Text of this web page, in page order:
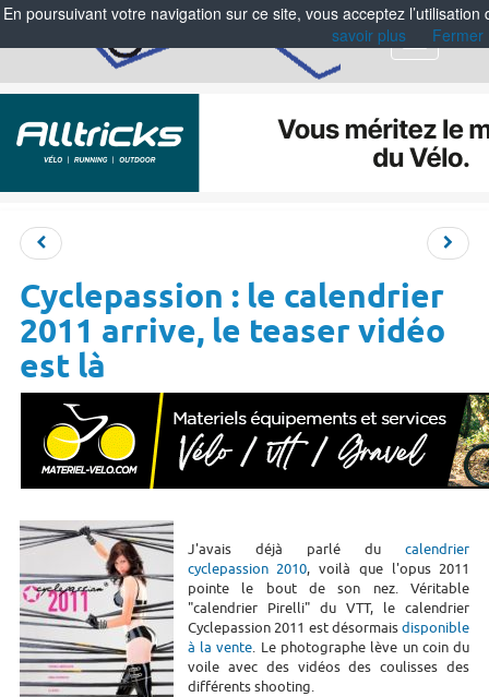
Menu
Cyclepassion : le calendrier
2011 arrive, le teaser vidéo
est là
J'avais déjà parlé ducalendrier
cyclepassion 2010, voilà que l'opus 2011
pointe le bout de son nez. Véritable
"calendrier Pirelli" du VTT, le calendrier
Cyclepassion 2011 est désormaisdisponible
à la vente. Le photographe lève un coin du
voile avec des vidéos des coulisses des
différents shooting.
En poursuivant votre navigation sur ce site, vous acceptez
savoir plus
Fermer